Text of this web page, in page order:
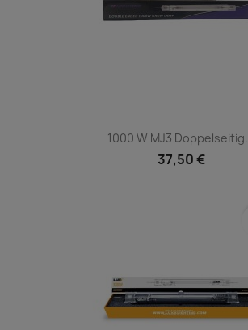
1000 W MJ3 Doppelseitig...
37,50 €